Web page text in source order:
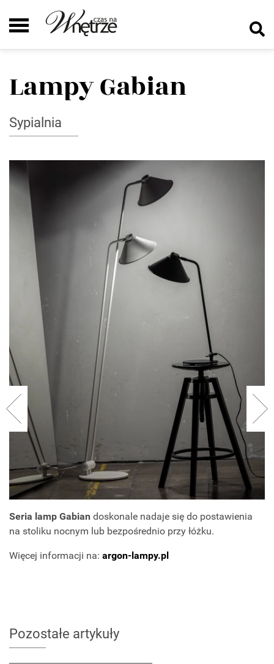
Lampy Gabian
Sypialnia
Seria lamp Gabian doskonale nadaje się do postawienia
na stoliku nocnym lub bezpośrednio przy łóżku.
Więcej informacji na: argon-lampy.pl
Pozostałe artykuły